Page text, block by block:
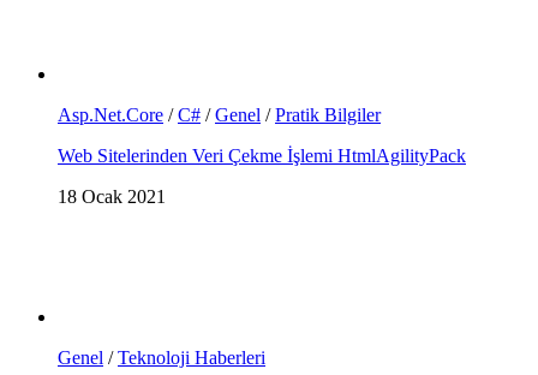
Asp.Net.Core /C# /Genel /Pratik Bilgiler
Web Sitelerinden Veri Çekme İşlemi HtmlAgilityPack
18 Ocak 2021
Genel /Teknoloji Haberleri